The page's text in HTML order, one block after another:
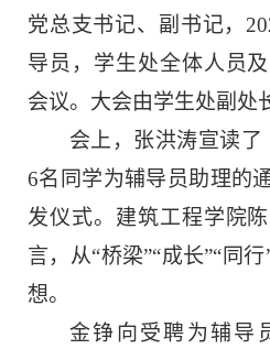
党总支书记、副书记，
导员，学生处全体人员
会议。大会由学生处副处
会上，张洪涛宣读
6名同学为辅导员助理的
发仪式。建筑工程学院
言，从“桥梁”“成长”“同
想。
金铮向受聘为辅导